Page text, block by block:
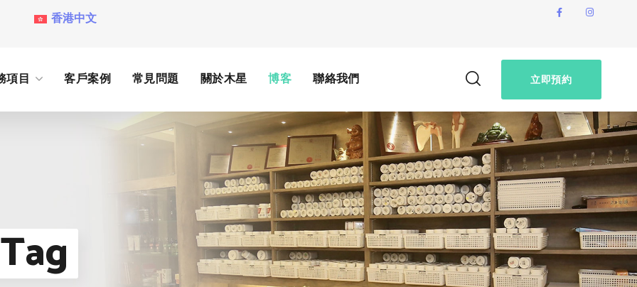
香港中文
項目 客戶案例 常見問題 關於木星 博客 聯絡我們 立即預約